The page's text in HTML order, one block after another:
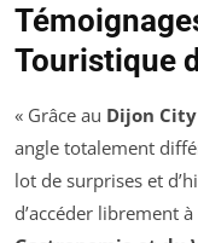
Touristique
« Grâce au Dijon City
angle totalement
lot de surprises et
d’accéder librement à